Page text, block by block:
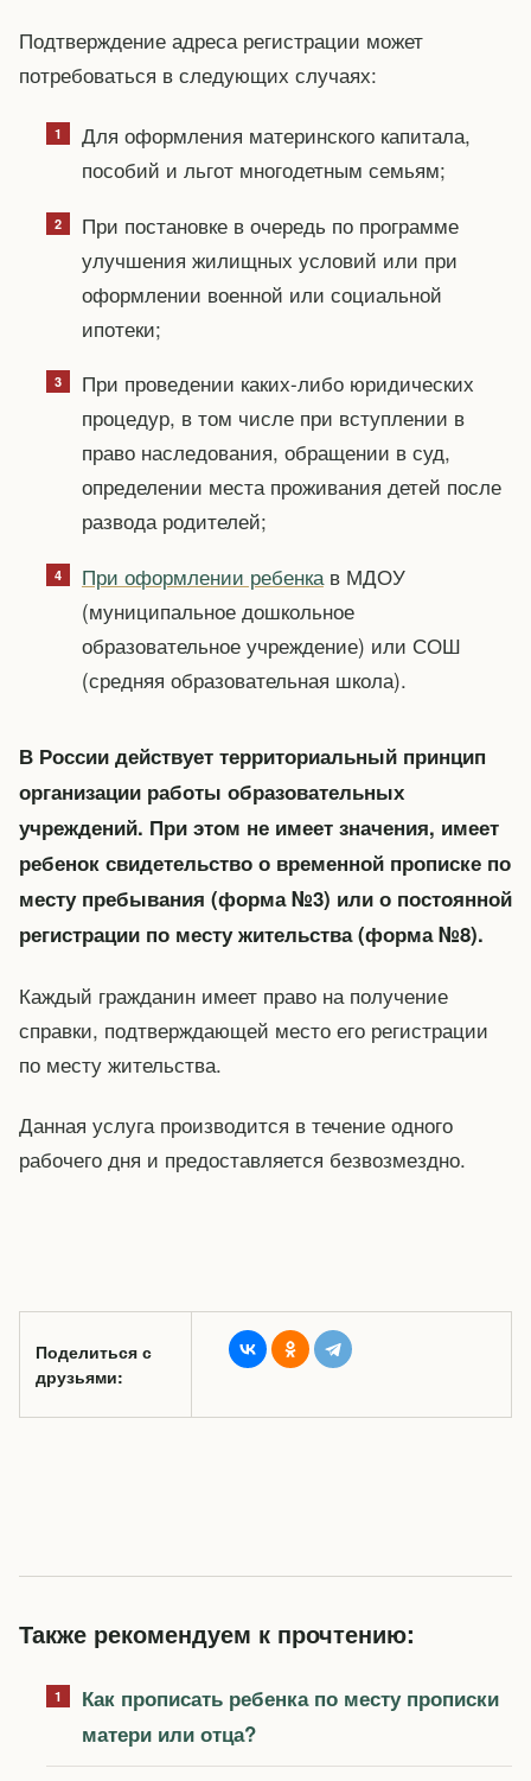
Подтверждение адреса регистрации может
потребоваться в следующих случаях:
Для оформления материнского капитала,
пособий и льгот многодетным семьям;
При постановке в очередь по программе
улучшения жилищных условий или при
оформлении военной или социальной
ипотеки;
При проведении каких-либо юридических
процедур, в том числе при вступлении в
право наследования, обращении в суд,
определении места проживания детей после
развода родителей;
При оформлении ребенкав МДОУ
(муниципальное дошкольное
образовательное учреждение) или СОШ
(средняя образовательная школа).
В России действует территориальный принцип
организации работы образовательных
учреждений. При этом не имеет значения, имеет
ребенок свидетельство о временной прописке по
месту пребывания (форма №3) или о постоянной
регистрации по месту жительства (форма №8).
Каждый гражданин имеет право на получение
справки, подтверждающей место его регистрации
по месту жительства.
Данная услуга производится в течение одного
рабочего дня и предоставляется безвозмездно.
Поделиться с
друзьями:
Также рекомендуем к прочтению:
Как прописать ребенка по месту прописки
матери или отца?